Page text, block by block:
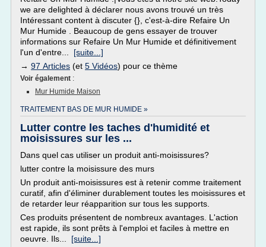
we are delighted à déclarer nous avons trouvé un très
Intéressant content à discuter {}, c'est-à-dire Refaire Un
Mur Humide . Beaucoup de gens essayer de trouver
informations sur Refaire Un Mur Humide et définitivement
l'un d'entre... [suite...]
→ 97 Articles (et 5 Vidéos) pour ce thème
Voir également :
Mur Humide Maison
TRAITEMENT BAS DE MUR HUMIDE »
Lutter contre les taches d'humidité et
moisissures sur les ...
Dans quel cas utiliser un produit anti-moisissures?
lutter contre la moisissure des murs
Un produit anti-moisissures est à retenir comme traitement
curatif, afin d'éliminer durablement toutes les moisissures et
de retarder leur réapparition sur tous les supports.
Ces produits présentent de nombreux avantages. L'action
est rapide, ils sont prêts à l'emploi et faciles à mettre en
oeuvre. Ils... [suite...]